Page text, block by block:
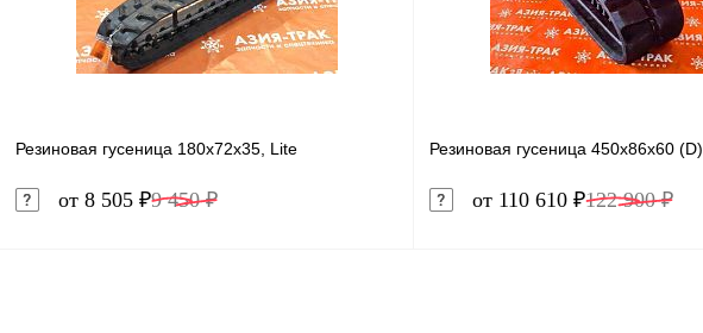
Резиновая гусеница 180x72x35, Lite
от 8 505 ₽9 450 ₽
Резиновая гусеница 450x86x60 (D)
от 110 610 ₽122 900 ₽